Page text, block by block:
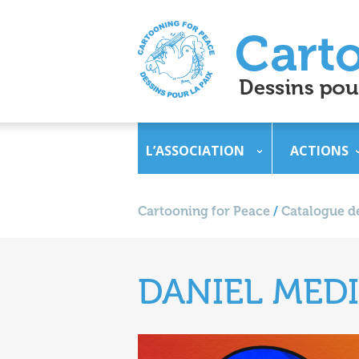
L’ASSOCIATION ACTIONS
Cartooning for Peace / Catalogue
DANIEL